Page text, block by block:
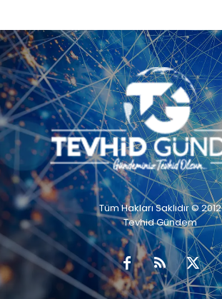
Tüm Hakları Saklıdır © 2012
Tevhid Gündem